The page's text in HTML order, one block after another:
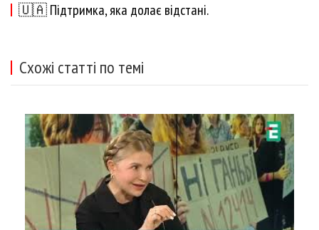
🇺🇦 Підтримка, яка долає відстані.
Схожі статті по темі